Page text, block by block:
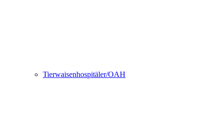
Tierwaisenhospitäler/OAH